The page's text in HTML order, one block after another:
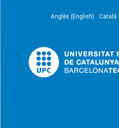
Anglès (English) Català